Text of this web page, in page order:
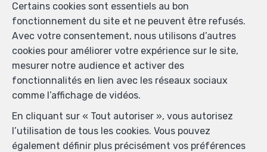
Certains cookies sont essentiels au bon
fonctionnement du site et ne peuvent être refusés.
Avec votre consentement, nous utilisons d’autres
cookies pour améliorer votre expérience sur le site,
mesurer notre audience et activer des
fonctionnalités en lien avec les réseaux sociaux
comme l’affichage de vidéos.
En cliquant sur « Tout autoriser », vous autorisez
l’utilisation de tous les cookies. Vous pouvez
également définir plus précisément vos préférences